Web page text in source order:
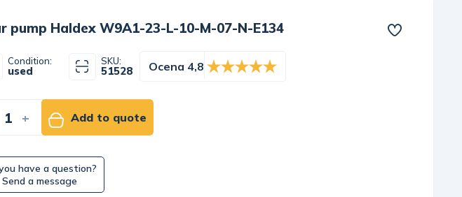
pump Haldex W9A1-23-L-10-M-07-N-E134
Condition:
used
SKU:
51528 Ocena 4,8
+ Add to quote
have a question?
Send a message